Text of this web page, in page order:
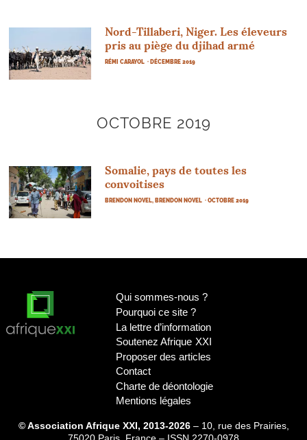
Nord-Tillaberi, Niger. Les éleveurs
pris au piège du djihad armé
RÉMI CARAYOL · DÉCEMBRE 2019
OCTOBRE 2019
Somalie, pays de toutes les
convoitises
BRENDON NOVEL, BRENDON NOVEL · OCTOBRE 2019
Qui sommes-nous ?
Pourquoi ce site ?
La lettre d’information
Soutenez Afrique XXI
Proposer des articles
Contact
Charte de déontologie
Mentions légales
© Association Afrique XXI, 2013-2026– 10, rue des Prairies,